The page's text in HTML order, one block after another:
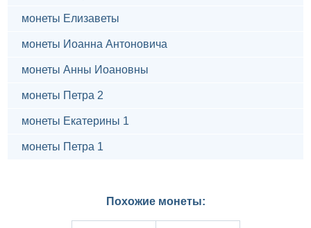
монеты Елизаветы
монеты Иоанна Антоновича
монеты Анны Иоановны
монеты Петра 2
монеты Екатерины 1
монеты Петра 1
Похожие монеты: